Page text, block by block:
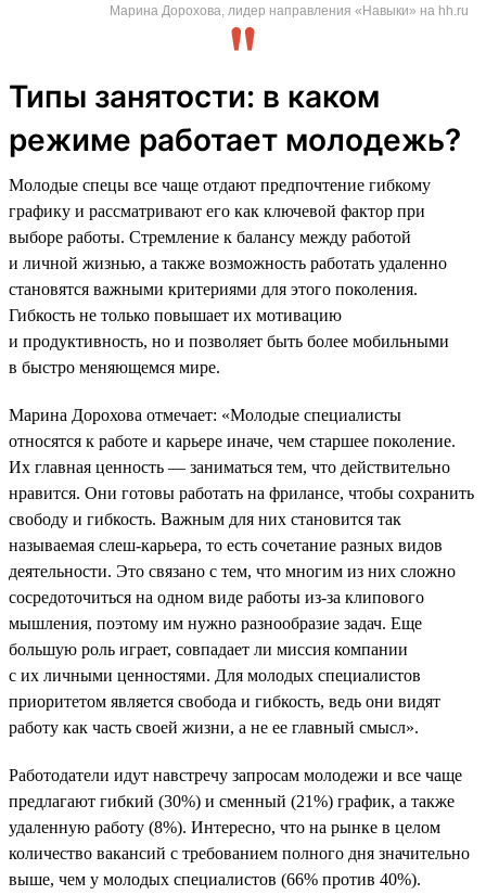
Марина Дорохова, лидер направления «Навыки» на hh.ru
Типы занятости: в каком
режиме работает молодежь?
Молодые спецы все чаще отдают предпочтение гибкому
графику и рассматривают его как ключевой фактор при
выборе работы. Стремление к балансу между работой
и личной жизнью, а также возможность работать удаленно
становятся важными критериями для этого поколения.
Гибкость не только повышает их мотивацию
и продуктивность, но и позволяет быть более мобильными
в быстро меняющемся мире.
Марина Дорохова отмечает: «Молодые специалисты
относятся к работе и карьере иначе, чем старшее поколение.
Их главная ценность — заниматься тем, что действительно
нравится. Они готовы работать на фрилансе, чтобы сохранить
свободу и гибкость. Важным для них становится так
называемая слеш-карьера, то есть сочетание разных видов
деятельности. Это связано с тем, что многим из них сложно
сосредоточиться на одном виде работы из-за клипового
мышления, поэтому им нужно разнообразие задач. Еще
большую роль играет, совпадает ли миссия компании
с их личными ценностями. Для молодых специалистов
приоритетом является свобода и гибкость, ведь они видят
работу как часть своей жизни, а не ее главный смысл».
Работодатели идут навстречу запросам молодежи и все чаще
предлагают гибкий (30%) и сменный (21%) график, а также
удаленную работу (8%). Интересно, что на рынке в целом
количество вакансий с требованием полного дня значительно
выше, чем у молодых специалистов (66% против 40%).